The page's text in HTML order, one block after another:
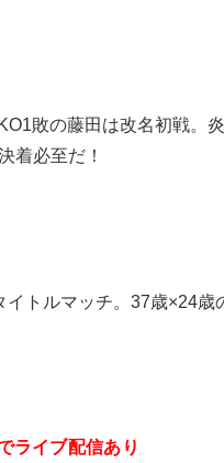
敗の藤田は改名初戦。
着必至だ！
イトルマッチ。37歳×24
ライブ配信あり